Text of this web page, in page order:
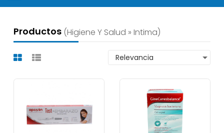
Productos (higiene Y Salud » Intima)